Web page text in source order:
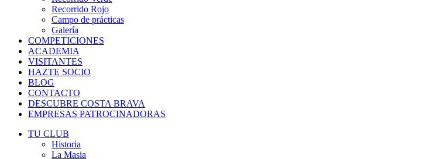
Recorrido Rojo
Campo de prácticas
Galería
COMPETICIONES
ACADEMIA
VISITANTES
HAZTE SOCIO
BLOG
CONTACTO
DESCUBRE COSTA BRAVA
EMPRESAS PATROCINADORAS
TU CLUB
Historia
La Masia